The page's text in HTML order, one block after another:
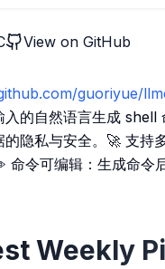
View on GitHub
guoriyue/
入的自然语言生成 shell
的隐私与安全。🚀 支持
令可编辑：生成命令
Weekly